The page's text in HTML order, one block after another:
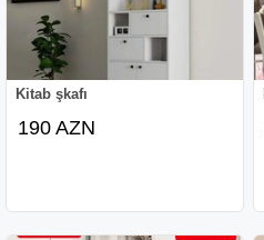
Kitab şkafı
190 AZN